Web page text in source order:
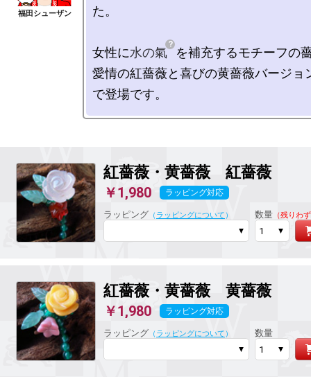
た。
女性に水の氣
を補充するモチーフの
愛情の紅薔薇と喜びの黄薔薇バージョ
紅薔薇・黄薔薇 紅薔薇
￥1,980 ラッピング対応
ラッピング （ ラッピングについて ） 数量（残りわ
紅薔薇・黄薔薇 黄薔薇
￥1,980 ラッピング対応
ラッピング （ ラッピングについて ） 数量